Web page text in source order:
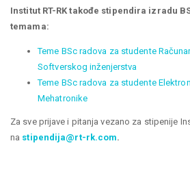
Institut RT-RK takođe stipendira izradu
temama:
Teme BSc radova za studente
Softverskog inženjerstva
Teme BSc radova za studente
Mehatronike
Za sve prijave i pitanja vezano za stipenije
na stipendija@rt-rk.com.